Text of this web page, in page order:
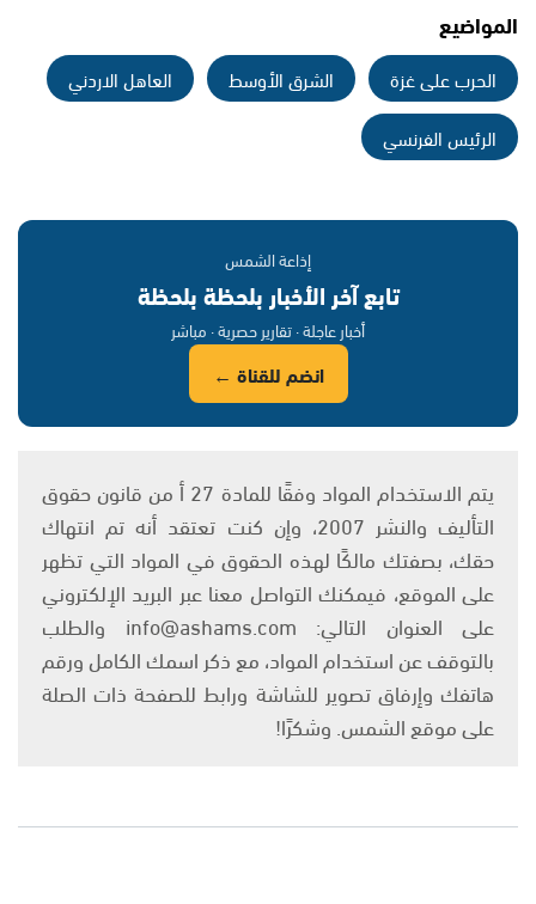
المواضيع
الحرب على غزة الشرق الأوسط
العاهل الاردني
الرئيس الفرنسي
إذاعة الشمس
تابع آخر الأخبار بلحظة بلحظة
أخبار عاجلة · تقارير حصرية · مباشر
انضم للقناة ←
يتم الاستخدام المواد وفقًا للمادة 27 أ من قانون حقوق
التأليف والنشر 2007، وإن كنت تعتقد أنه تم انتهاك
حقك، بصفتك مالكًا لهذه الحقوق في المواد التي تظهر
على الموقع، فيمكنك التواصل معنا عبر البريد الإلكتروني
على العنوان التالي: info@ashams.com والطلب
بالتوقف عن استخدام المواد، مع ذكر اسمك الكامل ورقم
هاتفك وإرفاق تصوير للشاشة ورابط للصفحة ذات الصلة
على موقع الشمس. وشكرًا!